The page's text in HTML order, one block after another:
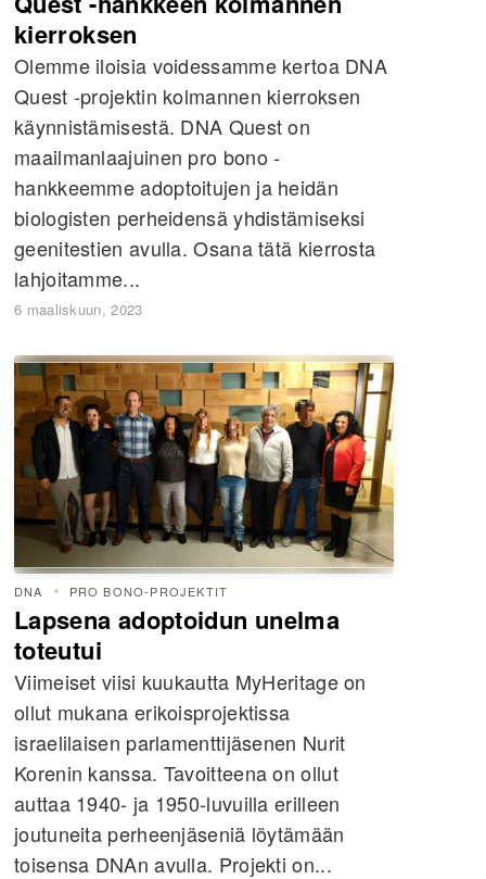
kierroksen
Olemme iloisia voidessamme kertoa DNA
Quest -projektin kolmannen kierroksen
käynnistämisestä. DNA Quest on
maailmanlaajuinen pro bono -
hankkeemme adoptoitujen ja heidän
biologisten perheidensä yhdistämiseksi
geenitestien avulla. Osana tätä kierrosta
lahjoitamme...
6 maaliskuun, 2023
DNA PRO BONO-PROJEKTIT
Lapsena adoptoidun unelma
toteutui
Viimeiset viisi kuukautta MyHeritage on
ollut mukana erikoisprojektissa
israelilaisen parlamenttijäsenen Nurit
Korenin kanssa. Tavoitteena on ollut
auttaa 1940- ja 1950-luvuilla erilleen
joutuneita perheenjäseniä löytämään
toisensa DNAn avulla. Projekti on...